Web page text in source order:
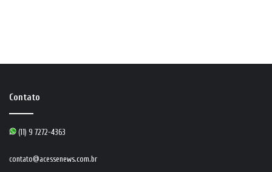
Contato
(11) 9 7272-4363
contato@acessenews.com.br